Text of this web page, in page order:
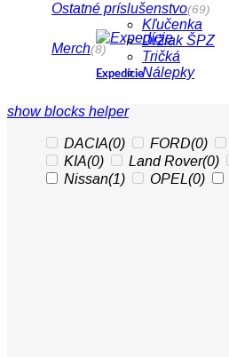
Expedície
Ostatné príslušenstvo(69)
Merch(8)
Kľučenka
Držiak ŠPZ
Tričká
Nálepky
show blocks helper
DACIA(0) FORD(0)
KIA(0) Land Rover(0)
Nissan(1) OPEL (0)